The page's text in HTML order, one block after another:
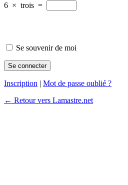
6 × trois =
Se souvenir de moi
Inscription | Mot de passe oublié ?
← Retour vers Lamastre.net